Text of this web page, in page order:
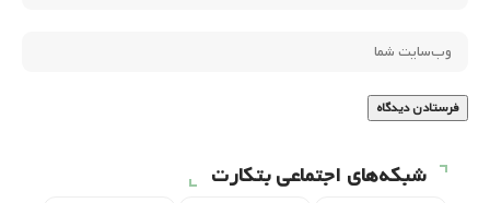
شبکه‌های اجتماعی بتکارت